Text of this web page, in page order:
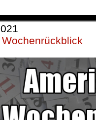
Wochenrückblick